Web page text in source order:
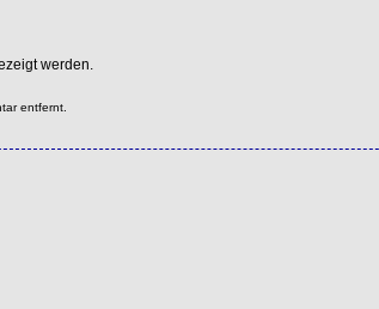
werden.
entfernt.